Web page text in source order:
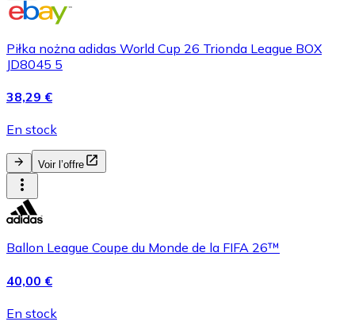
Piłka nożna adidas World Cup 26 Trionda League BOX
JD8045 5
38,29 €
En stock
Voir l’offre
Ballon League Coupe du Monde de la FIFA 26™
40,00 €
En stock